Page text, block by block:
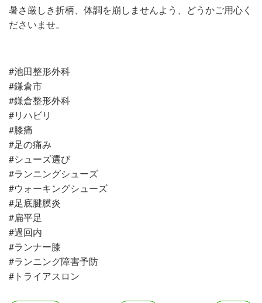
暑さ厳しき折柄、体調を崩しませんよう、どうかご用心く
ださいませ。
#池田整形外科
#鎌倉市
#鎌倉整形外科
#リハビリ
#膝痛
#足の痛み
#シューズ選び
#ランニングシューズ
#ウォーキングシューズ
#足底腱膜炎
#扁平足
#過回内
#ランナー膝
#ランニング障害予防
#トライアスロン